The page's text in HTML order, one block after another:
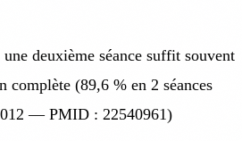
une deuxième séance suffit souvent
complète (89,6 % en 2 séances
— PMID : 22540961)